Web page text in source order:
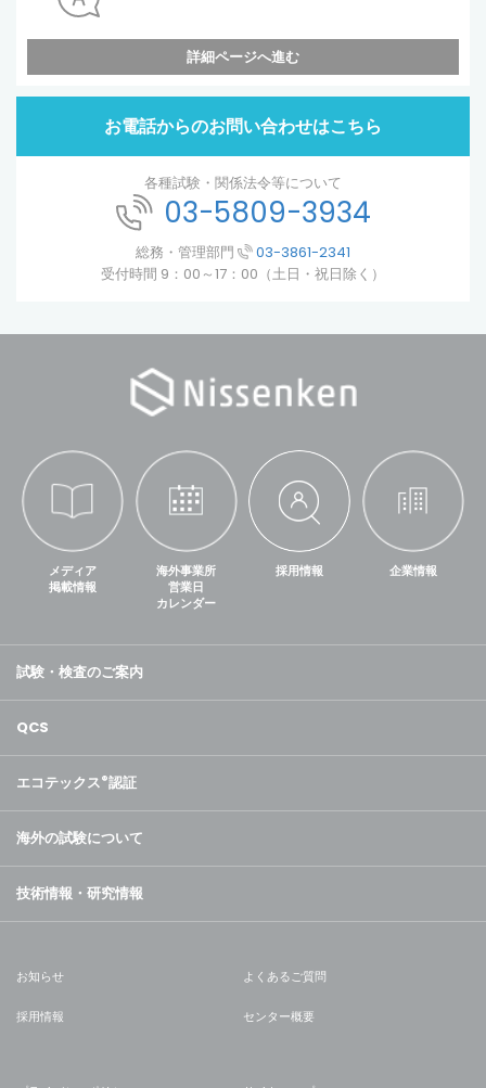
詳細ページへ進む
お電話からのお問い合わせはこちら
各種試験・関係法令等について
03-5809-3934
総務・管理部門
03-3861-2341
受付時間 9：00～17：00（土日・祝日除く）
メディア
掲載情報
海外事業所
営業日
カレンダー
採用情報 企業情報
試験・検査のご案内
QCS
エコテックス®認証
海外の試験について
技術情報・研究情報
お知らせ よくあるご質問
採用情報 センター概要